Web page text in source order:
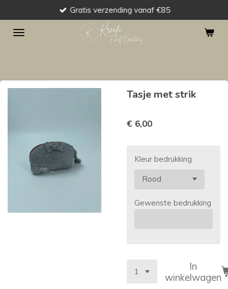
direct
naar
Gratis verzending vanaf €85
Tasje met strik
€ 6,00
Kleur bedrukking
Gewenste bedrukking
In
winkelwagen